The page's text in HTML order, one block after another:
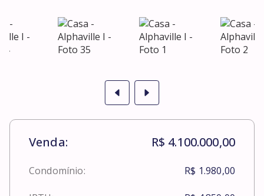
Venda: R$ 4.100.000,00
Condomínio: R$ 1.980,00